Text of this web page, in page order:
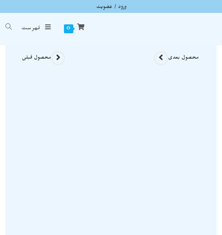
ورود / عضویت
0 فهرست
بلور ژیپس نمونه استثنایی و زیبا با فرم حیرت انگیز S1201
محصول قبلی محصول بعدی